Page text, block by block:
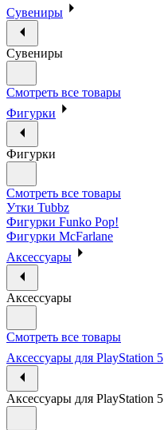
Сувениры
Сувениры
Смотреть все товары
Фигурки
Фигурки
Смотреть все товары
Утки Tubbz
Фигурки Funko Pop!
Фигурки McFarlane
Аксессуары
Аксессуары
Смотреть все товары
Аксессуары для PlayStation 5
Аксессуары для PlayStation 5